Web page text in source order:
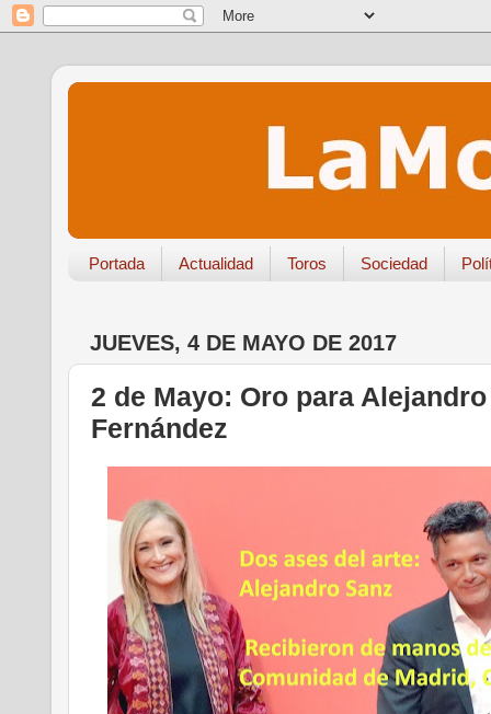
Portada Actualidad Toros Sociedad
JUEVES, 4 DE MAYO DE 2017
2 de Mayo: Oro para
Fernández